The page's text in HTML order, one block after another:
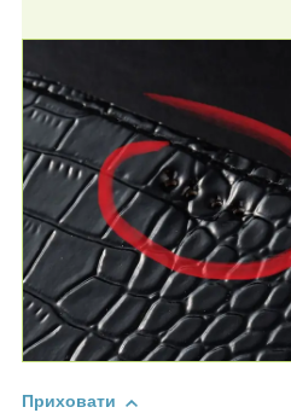
Приховати